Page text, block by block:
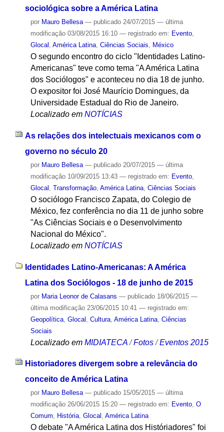
sociológica sobre a América Latina
por Mauro Bellesa — publicado24/07/2015 — última
modificação03/08/2015 16:10 — registrado em: Evento,
Glocal , América Latina, Ciências Sociais, México
O segundo encontro do ciclo "Identidades Latino-
Americanas" teve como tema "A América Latina
dos Sociólogos" e aconteceu no dia 18 de junho.
O expositor foi José Maurício Domingues, da
Universidade Estadual do Rio de Janeiro.
Localizado em NOTÍCIAS
As relações dos intelectuais mexicanos com o
governo no século 20
por Mauro Bellesa — publicado20/07/2015 — última
modificação10/09/2015 13:43 — registrado em: Evento,
Glocal , Transformação, América Latina, Ciências Sociais
O sociólogo Francisco Zapata, do Colegio de
México, fez conferência no dia 11 de junho sobre
"As Ciências Sociais e o Desenvolvimento
Nacional do México".
Localizado em NOTÍCIAS
Identidades Latino-Americanas: A América
Latina dos Sociólogos - 18 de junho de 2015
por Maria Leonor de Calasans — publicado18/06/2015 —
última modificação23/06/2015 10:41 — registrado em:
Geopolítica, Glocal Cultura, América Latina, Ciências
Sociais
Localizado em MIDIATECA /Fotos /Eventos 2015
Historiadores divergem sobre a relevância do
conceito de América Latina
por Mauro Bellesa — publicado15/05/2015 — última
modificação26/06/2015 15:20 — registrado em: Evento, O
Comum, História, Glocal , América Latina
O debate "A América Latina dos Históriadores" foi